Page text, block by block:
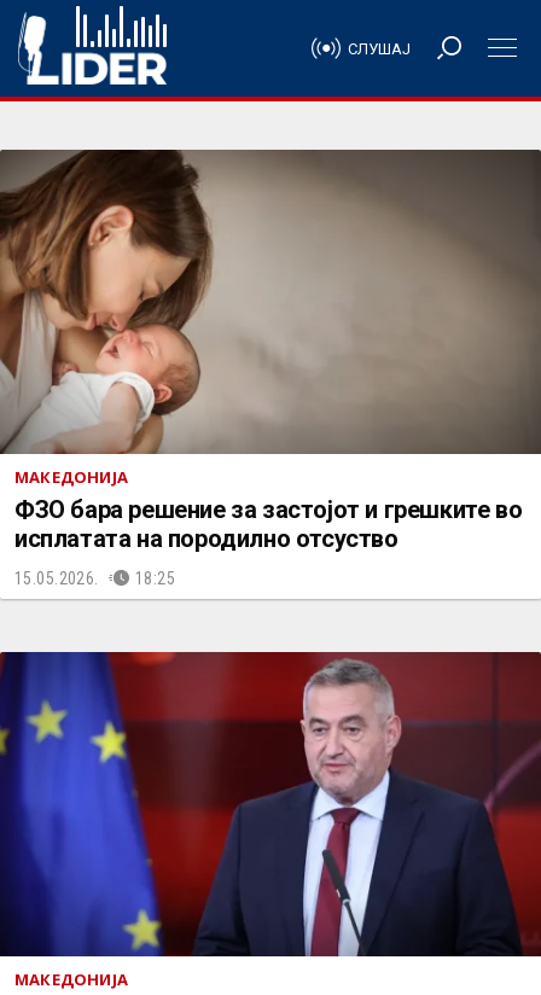
СЛУШАЈ
МАКЕДОНИЈА
ФЗО бара решение за застојот и грешките во
исплатата на породилно отсуство
15.05.2026. 18:25
МАКЕДОНИЈА